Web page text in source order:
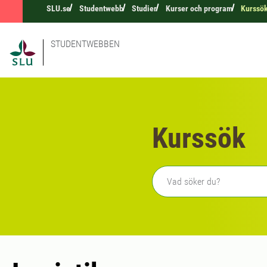
SLU.se Studentwebb Studier Kurser och program
STUDENTWEBBEN
Kurssök
Fritext sökning